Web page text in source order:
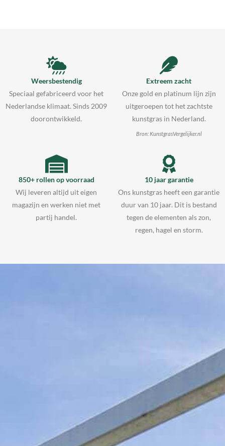
Weersbestendig
Speciaal gefabriceerd voor het
Nederlandse klimaat. Sinds 2009
doorontwikkeld.
Extreem zacht
Onze gold en platinum lijn zijn
uitgeroepen tot het zachtste
kunstgras in Nederland.
Bron: KunstgrasVergelijker.nl
850+ rollen op voorraad
Wij leveren altijd uit eigen
magazijn en werken niet met
partij handel.
10 jaar garantie
Ons kunstgras heeft een garantie
duur van 10 jaar. Dit is bestand
tegen de elementen als zon,
regen, hagel en storm.